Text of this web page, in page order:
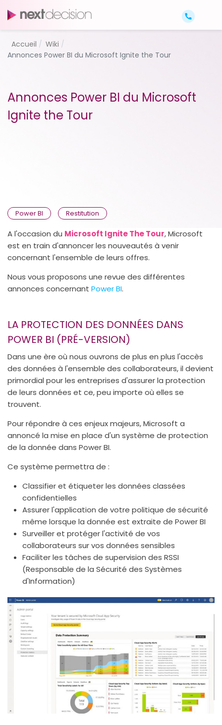
Accueil
Wiki
Annonces Power BI du Microsoft Ignite the Tour
Annonces Power BI du Microsoft
Ignite the Tour
Power BI Restitution
A l'occasion du Microsoft Ignite The Tour, Microsoft
est en train d'annoncer les nouveautés à venir
concernant l'ensemble de leurs offres.
Nous vous proposons une revue des différentes
annonces concernant Power BI.
LA PROTECTION DES DONNÉES DANS
POWER BI (PRÉ-VERSION)
Dans une ère où nous ouvrons de plus en plus l'accès
des données à l'ensemble des collaborateurs, il devient
primordial pour les entreprises d'assurer la protection
de leurs données et ce, peu importe où elles se
trouvent.
Pour répondre à ces enjeux majeurs, Microsoft a
annoncé la mise en place d'un système de protection
de la donnée dans Power BI.
Ce système permettra de :
Classifier et étiqueter les données classées
confidentielles
Assurer l'application de votre politique de sécurité
même lorsque la donnée est extraite de Power BI
Surveiller et protéger l'activité de vos
collaborateurs sur vos données sensibles
Faciliter les tâches de supervision des RSSI
(Responsable de la Sécurité des Systèmes
d'Information)